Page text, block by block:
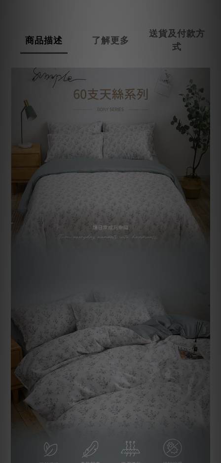
商品描述 了解更多
送貨及付款方
式